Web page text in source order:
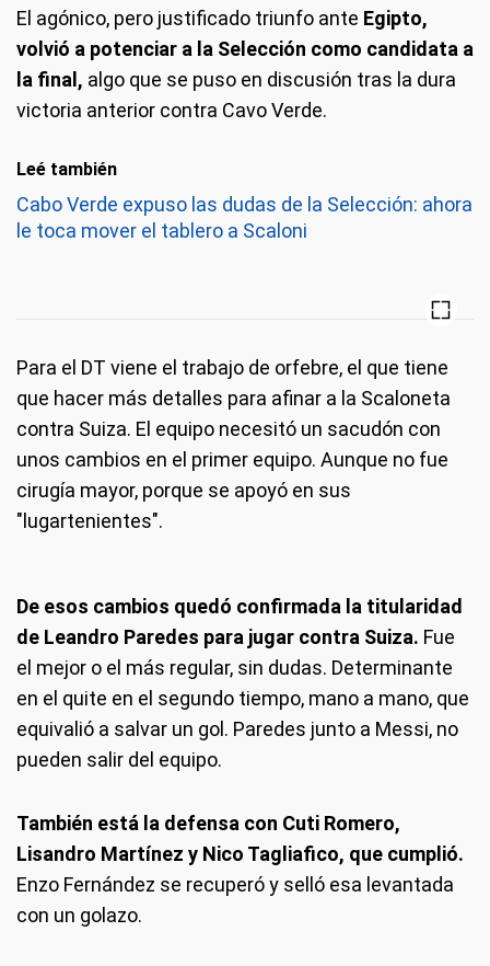
El agónico, pero justificado triunfo ante Egipto,
volvió a potenciar a la Selección como candidata a
la final, algo que se puso en discusión tras la dura
victoria anterior contra Cavo Verde.
Leé también
Cabo Verde expuso las dudas de la Selección: ahora
le toca mover el tablero a Scaloni
Para el DT viene el trabajo de orfebre, el que tiene
que hacer más detalles para afinar a la Scaloneta
contra Suiza. El equipo necesitó un sacudón con
unos cambios en el primer equipo. Aunque no fue
cirugía mayor, porque se apoyó en sus
"lugartenientes".
De esos cambios quedó confirmada la titularidad
de Leandro Paredes para jugar contra Suiza. Fue
el mejor o el más regular, sin dudas. Determinante
en el quite en el segundo tiempo, mano a mano, que
equivalió a salvar un gol. Paredes junto a Messi, no
pueden salir del equipo.
También está la defensa con Cuti Romero,
Lisandro Martínez y Nico Tagliafico, que cumplió.
Enzo Fernández se recuperó y selló esa levantada
con un golazo.